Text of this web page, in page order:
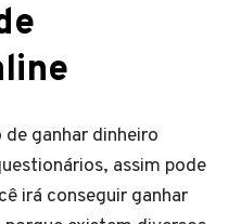
ganhar dinheiro
assim pode
irá conseguir ganhar